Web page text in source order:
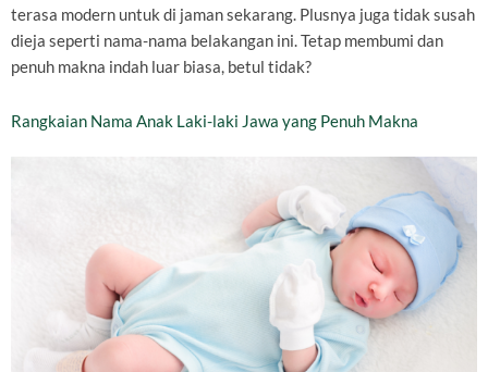
terasa modern untuk di jaman sekarang. Plusnya juga tidak susah
dieja seperti nama-nama belakangan ini. Tetap membumi dan
penuh makna indah luar biasa, betul tidak?
Rangkaian Nama Anak Laki-laki Jawa yang Penuh Makna